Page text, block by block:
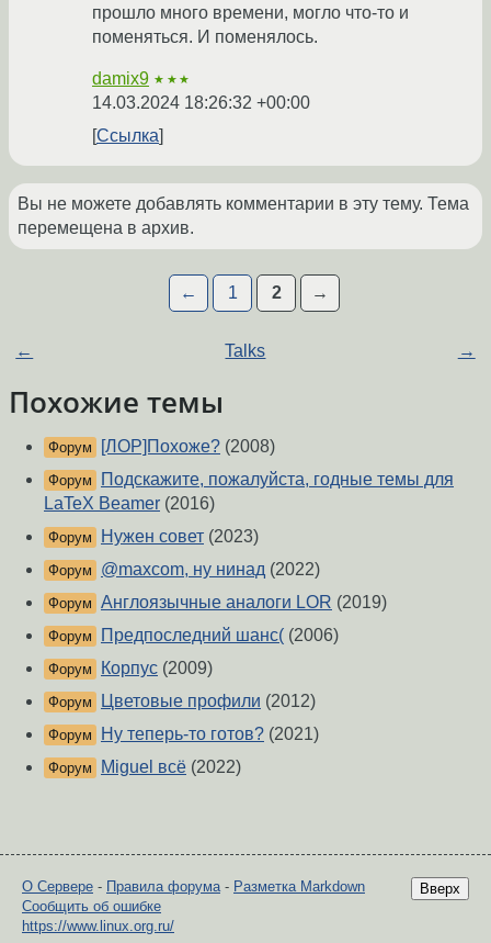
прошло много времени, могло что-то и
поменяться. И поменялось.
damix9 ★★★
14.03.2024 18:26:32 +00:00
Ссылка
Вы не можете добавлять комментарии в эту тему. Тема
перемещена в архив.
← 1 2 →
← Talks →
Похожие темы
Форум [ЛОР]Похоже? (2008)
Форум
Подскажите, пожалуйста, годные темы для
LaTeX Beamer (2016)
Форум Нужен совет (2023)
Форум @maxcom, ну нинад (2022)
Форум Англоязычные аналоги LOR (2019)
Форум Предпоследний шанс( (2006)
Форум Корпус (2009)
Форум Цветовые профили (2012)
Форум Ну теперь-то готов? (2021)
Форум Miguel всё (2022)
Вверх
О Сервере - Правила форума- Разметка Markdown
Сообщить об ошибке
https://www.linux.org.ru/